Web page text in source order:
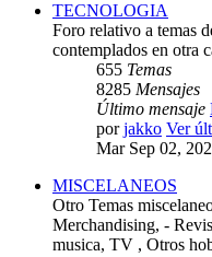
TECNOLOGIA
Foro relativo a temas
contemplados en otra
655 Temas
8285 Mensajes
Último mensaje
porjakko Ver
Mar Sep 02,
MISCELANEOS
Otro Temas
Merchandising, -
musica, TV , Otros